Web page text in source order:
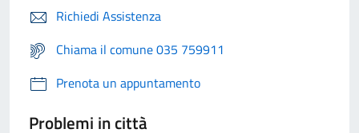
Richiedi Assistenza
Chiama il comune 035 759911
Prenota un appuntamento
Problemi in città